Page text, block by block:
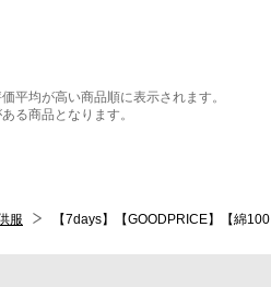
平均が高い商品順に表示されます。
る商品となります。
服 【7days】【GOODPRICE】【綿